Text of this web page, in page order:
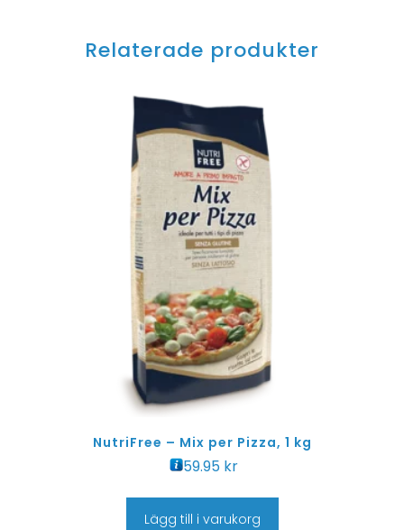
Relaterade produkter
NutriFree – Mix per Pizza, 1 kg
59.95 kr
Lägg till i varukorg